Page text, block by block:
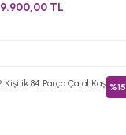
9.900,00 TL
%15